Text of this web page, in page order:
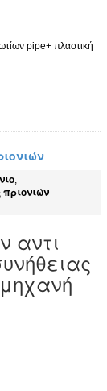
pipe+ πλαστική
,
πριονιών
αντι